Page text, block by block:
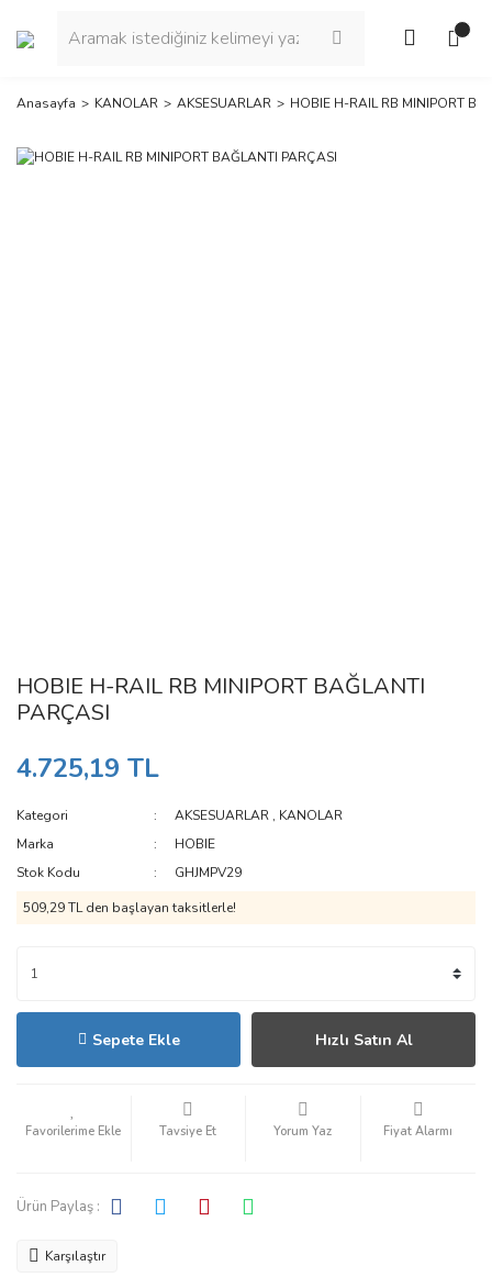
Anasayfa KANOLAR AKSESUARLAR HOBIE H-RAIL RB MINIPORT
HOBIE H-RAIL RB MINIPORT BAĞLANTI
PARÇASI
4.725,19 TL
Kategori AKSESUARLAR , KANOLAR
Marka
HOBIE
Stok Kodu
GHJMPV29
509,29 TL den başlayan taksitlerle!
Sepete Ekle Hızlı Satın Al
Tavsiye Et Yorum Yaz Fiyat Alarmı
Ürün Paylaş :
Karşılaştır